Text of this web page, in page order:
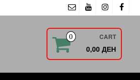
0 CART
0,00 ДЕН